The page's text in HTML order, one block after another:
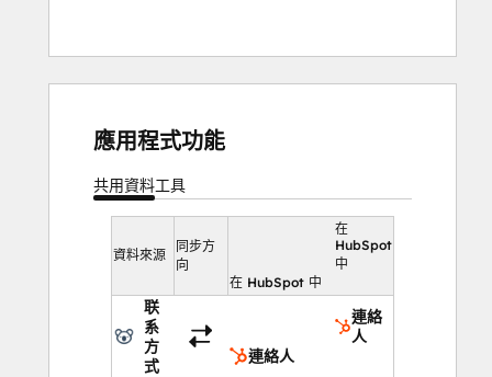
應用程式功能
共用資料工具
資料來源
同步方
向
在
HubSpot
中
在 HubSpot 中
联
系
方
式
連絡
人
連絡人